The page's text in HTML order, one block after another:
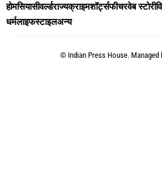
होमसियासीवर्ल्डराज्यक्राइमशॉर्ट्सफीचरवेब स्टोरी
धर्मलाइफस्टाइलअन्य
© Indian Press House. Managed